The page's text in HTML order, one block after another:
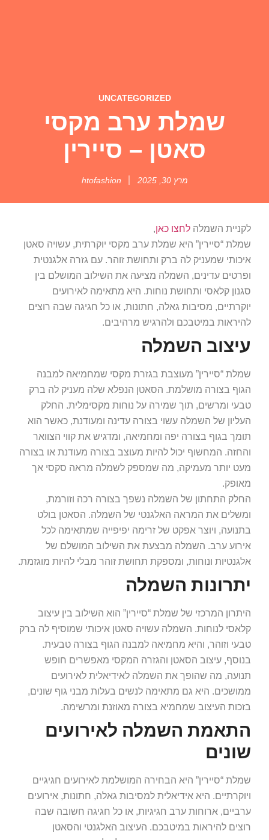
UNCATEGORIZED
שמלת ערב מקסי
סאטן – סיירין
מרץ 30, 2025 htofashion
לקניית השמלה לחצו כאן,
שמלת “סיירין” היא שמלת ערב מקסי יוקרתית, עשויה סאטן
איכותי שמעניק לה ברק ותחושת זוהר. עם גזרה אלגנטית
ופרטים עדינים, השמלה מציעה את השילוב המושלם בין
סגנון קלאסי ותחושת נוחות. היא מתאימה לאירועים
יוקרתיים, מסיבות גאלה, חתונות, או כל חגיגה שבה רוצים
להיראות במיטבכם ולהרגיש מרהיבים.
עיצוב השמלה
שמלת “סיירין” מעוצבת בגזרת מקסי שמחמיאה למבנה
הגוף בצורה מושלמת. הסאטן הנפלא שלה מעניק לה ברק
טבעי ומרשים, תוך שמירה על נוחות מקסימלית. החלק
העליון של השמלה עשוי בצורה עדינה ומעודנת, כאשר הוא
תומך בגוף בצורה יפה ומחמיאה, ומדגיש את קווי הצוואר
והחזה. המחשוף יכול להיות מעוצב בצורה מעודנת או בצורה
מעט יותר מעמיקה, מה שמספק לשמלה מראה סקסי אך
מאופק.
החלק התחתון של השמלה נשפך בצורה רכה וזורמת,
ומשלים את המראה האלגנטי של השמלה. הסאטן בולט
בתנועה, ויוצר אפקט של זרימה יפיפייה שמתאימה לכל
אירוע ערב. השמלה מבצעת את השילוב המושלם של
אלגנטיות ונוחות, ומספקת תחושת זוהר מבלי להיות מוגזמת.
יתרונות השמלה
היתרון המרכזי של שמלת “סיירין” הוא השילוב בין עיצוב
קלאסי לנוחות. השמלה עשויה סאטן איכותי שמוסיף לה ברק
טבעי וזוהר, והיא מחמיאה למבנה הגוף בצורה טבעית.
בנוסף, עיצוב הסאטן והגזרה המקסי מאפשרים חופש
תנועה, מה שהופך את השמלה לאידיאלית לאירועים
ממושכים. היא גם מתאימה לנשים בעלות מבני גוף שונים,
בזכות העיצוב שמחמיא בצורה מאוזנת ומרשימה.
התאמת השמלה לאירועים
שונים
שמלת “סיירין” היא הבחירה המושלמת לאירועים חגיגיים
ויוקרתיים. היא אידיאלית למסיבות גאלה, חתונות, אירועים
ערביים, ארוחות ערב חגיגיות, או כל חגיגה חשובה שבה
רוצים להיראות במיטבכם. העיצוב האלגנטי והסאטן